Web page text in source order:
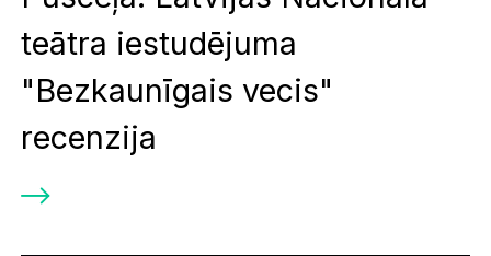
teātra iestudējuma
"Bezkaunīgais vecis"
recenzija